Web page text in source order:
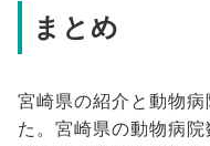
まとめ
宮崎県の紹介と動物
た。宮崎県の動物病